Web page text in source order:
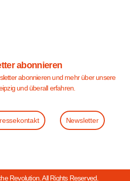
abonnieren
abonnieren und mehr über unsere
und überall erfahren.
Newsletter
Revolution. All Rights Reserved.